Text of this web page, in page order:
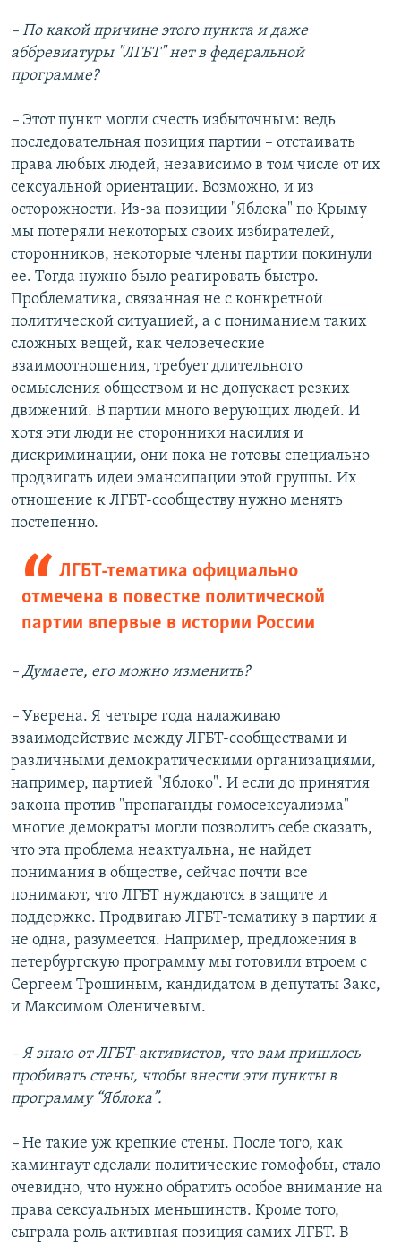
– По какой причине этого пункта и даже
аббревиатуры "ЛГБТ" нет в федеральной
программе?
– Этот пункт могли счесть избыточным: ведь
последовательная позиция партии – отстаивать
права любых людей, независимо в том числе от их
сексуальной ориентации. Возможно, и из
осторожности. Из-за позиции "Яблока" по Крыму
мы потеряли некоторых своих избирателей,
сторонников, некоторые члены партии покинули
ее. Тогда нужно было реагировать быстро.
Проблематика, связанная не с конкретной
политической ситуацией, а с пониманием таких
сложных вещей, как человеческие
взаимоотношения, требует длительного
осмысления обществом и не допускает резких
движений. В партии много верующих людей. И
хотя эти люди не сторонники насилия и
дискриминации, они пока не готовы специально
продвигать идеи эмансипации этой группы. Их
отношение к ЛГБТ-сообществу нужно менять
постепенно.
ЛГБТ-тематика официально
отмечена в повестке политической
партии впервые в истории России
– Думаете, его можно изменить?
– Уверена. Я четыре года налаживаю
взаимодействие между ЛГБТ-сообществами и
различными демократическими организациями,
например, партией "Яблоко". И если до принятия
закона против "пропаганды гомосексуализма"
многие демократы могли позволить себе сказать,
что эта проблема неактуальна, не найдет
понимания в обществе, сейчас почти все
понимают, что ЛГБТ нуждаются в защите и
поддержке. Продвигаю ЛГБТ-тематику в партии я
не одна, разумеется. Например, предложения в
петербургскую программу мы готовили втроем с
Сергеем Трошиным, кандидатом в депутаты Закс,
и Максимом Оленичевым.
– Я знаю от ЛГБТ-активистов, что вам пришлось
пробивать стены, чтобы внести эти пункты в
программу “Яблока”.
– Не такие уж крепкие стены. После того, как
камингаут сделали политические гомофобы, стало
очевидно, что нужно обратить особое внимание на
права сексуальных меньшинств. Кроме того,
сыграла роль активная позиция самих ЛГБТ. В